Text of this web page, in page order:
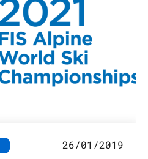
26/01/2019